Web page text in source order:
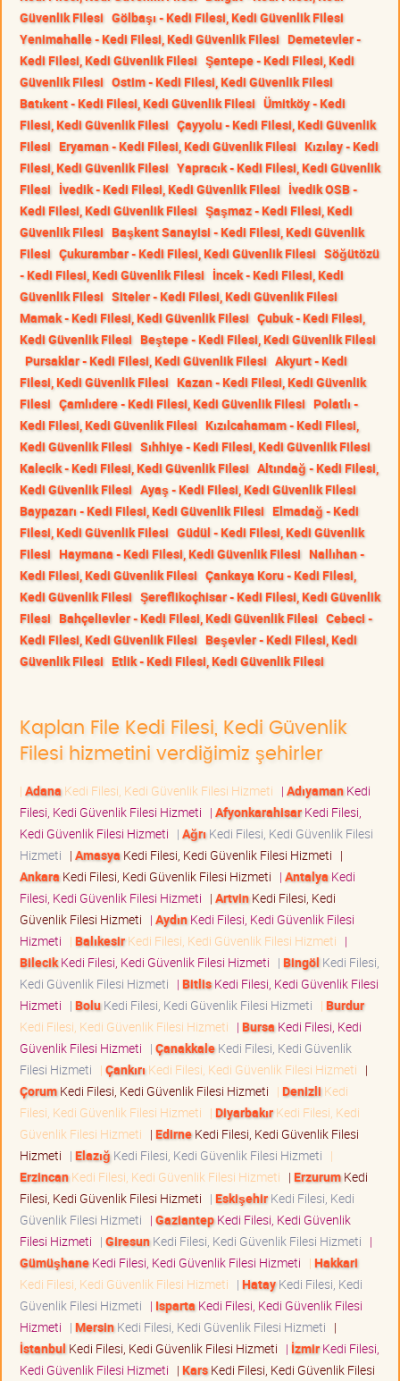
Güvenlik Filesi Gölbaşı - Kedi Filesi, Kedi Güvenlik Filesi
Yenimahalle - Kedi Filesi, Kedi Güvenlik Filesi Demetevler -
Kedi Filesi, Kedi Güvenlik Filesi Şentepe - Kedi Filesi, Kedi
Güvenlik Filesi Ostim - Kedi Filesi, Kedi Güvenlik Filesi
Batıkent - Kedi Filesi, Kedi Güvenlik Filesi Ümitköy - Kedi
Filesi, Kedi Güvenlik Filesi Çayyolu - Kedi Filesi, Kedi Güvenlik
Filesi Eryaman - Kedi Filesi, Kedi Güvenlik Filesi Kızılay - Kedi
Filesi, Kedi Güvenlik Filesi Yapracık - Kedi Filesi, Kedi Güvenlik
Filesi İvedik - Kedi Filesi, Kedi Güvenlik Filesi İvedik OSB -
Kedi Filesi, Kedi Güvenlik Filesi Şaşmaz - Kedi Filesi, Kedi
Güvenlik Filesi Başkent Sanayisi - Kedi Filesi, Kedi Güvenlik
Filesi Çukurambar - Kedi Filesi, Kedi Güvenlik Filesi Söğütözü
- Kedi Filesi, Kedi Güvenlik Filesi İncek - Kedi Filesi, Kedi
Güvenlik Filesi Siteler - Kedi Filesi, Kedi Güvenlik Filesi
Mamak - Kedi Filesi, Kedi Güvenlik Filesi Çubuk - Kedi Filesi,
Kedi Güvenlik Filesi Beştepe - Kedi Filesi, Kedi Güvenlik Filesi
Pursaklar - Kedi Filesi, Kedi Güvenlik Filesi Akyurt - Kedi
Filesi, Kedi Güvenlik Filesi Kazan - Kedi Filesi, Kedi Güvenlik
Filesi Çamlıdere - Kedi Filesi, Kedi Güvenlik Filesi Polatlı -
Kedi Filesi, Kedi Güvenlik Filesi Kızılcahamam - Kedi Filesi,
Kedi Güvenlik Filesi Sıhhiye - Kedi Filesi, Kedi Güvenlik Filesi
Kalecik - Kedi Filesi, Kedi Güvenlik Filesi Altındağ - Kedi Filesi,
Kedi Güvenlik Filesi Ayaş - Kedi Filesi, Kedi Güvenlik Filesi
Baypazarı - Kedi Filesi, Kedi Güvenlik Filesi Elmadağ - Kedi
Filesi, Kedi Güvenlik Filesi Güdül - Kedi Filesi, Kedi Güvenlik
Filesi Haymana - Kedi Filesi, Kedi Güvenlik Filesi Nallıhan -
Kedi Filesi, Kedi Güvenlik Filesi Çankaya Koru - Kedi Filesi,
Kedi Güvenlik Filesi Şereflikoçhisar - Kedi Filesi, Kedi Güvenlik
Filesi Bahçelievler - Kedi Filesi, Kedi Güvenlik Filesi Cebeci -
Kedi Filesi, Kedi Güvenlik Filesi Beşevler - Kedi Filesi, Kedi
Güvenlik Filesi Etlik - Kedi Filesi, Kedi Güvenlik Filesi
Kaplan File Kedi Filesi, Kedi Güvenlik
Filesi hizmetini verdiğimiz şehirler
| Adana Kedi Filesi, Kedi Güvenlik Filesi Hizmeti | AdıyamanKedi
Filesi, Kedi Güvenlik Filesi Hizmeti | AfyonkarahisarKedi Filesi,
Kedi Güvenlik Filesi Hizmeti | Ağrı Kedi Filesi, Kedi Güvenlik Filesi
Hizmeti | Amasya Kedi Filesi, Kedi Güvenlik Filesi Hizmeti |
Ankara Kedi Filesi, Kedi Güvenlik Filesi Hizmeti | Antalya Kedi
Filesi, Kedi Güvenlik Filesi Hizmeti | ArtvinKedi Filesi, Kedi
Güvenlik Filesi Hizmeti | AydınKedi Filesi, Kedi Güvenlik Filesi
Hizmeti | BalıkesirKedi Filesi, Kedi Güvenlik Filesi Hizmeti |
BilecikKedi Filesi, Kedi Güvenlik Filesi Hizmeti | Bingöl Kedi Filesi,
Kedi Güvenlik Filesi Hizmeti | BitlisKedi Filesi, Kedi Güvenlik Filesi
Hizmeti | BoluKedi Filesi, Kedi Güvenlik Filesi Hizmeti | Burdur
Kedi Filesi, Kedi Güvenlik Filesi Hizmeti | Bursa Kedi Filesi, Kedi
Güvenlik Filesi Hizmeti | ÇanakkaleKedi Filesi, Kedi Güvenlik
Filesi Hizmeti | Çankırı Kedi Filesi, Kedi Güvenlik Filesi Hizmeti |
ÇorumKedi Filesi, Kedi Güvenlik Filesi Hizmeti | Denizli Kedi
Filesi, Kedi Güvenlik Filesi Hizmeti | DiyarbakırKedi Filesi, Kedi
Güvenlik Filesi Hizmeti | EdirneKedi Filesi, Kedi Güvenlik Filesi
Hizmeti | Elazığ Kedi Filesi, Kedi Güvenlik Filesi Hizmeti |
ErzincanKedi Filesi, Kedi Güvenlik Filesi Hizmeti | ErzurumKedi
Filesi, Kedi Güvenlik Filesi Hizmeti | EskişehirKedi Filesi, Kedi
Güvenlik Filesi Hizmeti | GaziantepKedi Filesi, Kedi Güvenlik
Filesi Hizmeti | GiresunKedi Filesi, Kedi Güvenlik Filesi Hizmeti |
GümüşhaneKedi Filesi, Kedi Güvenlik Filesi Hizmeti | Hakkari
Kedi Filesi, Kedi Güvenlik Filesi Hizmeti | HatayKedi Filesi, Kedi
Güvenlik Filesi Hizmeti | Isparta Kedi Filesi, Kedi Güvenlik Filesi
Hizmeti | MersinKedi Filesi, Kedi Güvenlik Filesi Hizmeti |
İstanbul Kedi Filesi, Kedi Güvenlik Filesi Hizmeti | İzmirKedi Filesi,
Kedi Güvenlik Filesi Hizmeti | KarsKedi Filesi, Kedi Güvenlik Filesi